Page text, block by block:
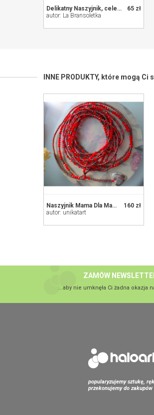
65 zł
Delikatny Naszyjnik, celebrytka, korale
autor: La Bransoletka
INNE PRODUKTY, które mogą Ci
160 zł
Naszyjnik Mama Dla Mamy Korale Długie Czerwone
autor: unikatart
ZAMÓW
...aby nie umknęła Ci żadna okazja
popularyzujemy sztukę,
przekonujemy do